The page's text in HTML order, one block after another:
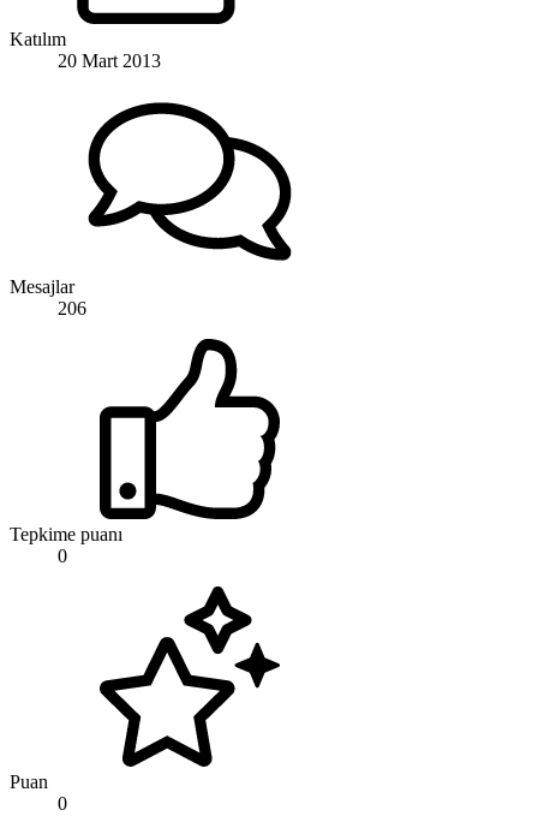
Katılım
20 Mart 2013
Mesajlar
206
Tepkime puanı
0
Puan
0